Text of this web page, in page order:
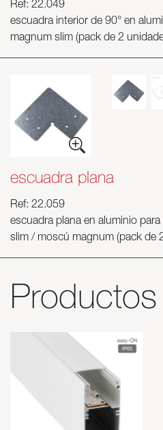
Ref: 22.049
escuadra interior de 90° en
magnum slim (pack de 2
escuadra plana
Ref: 22.059
escuadra plana en aluminio
slim / moscú magnum (pack de